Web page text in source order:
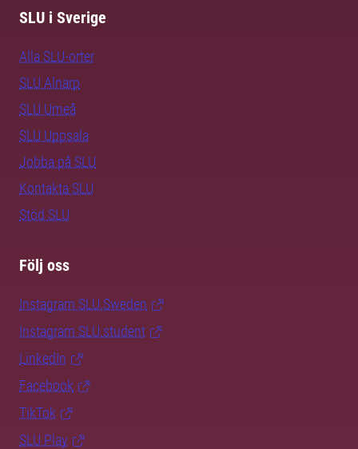
SLU i Sverige
Alla SLU-orter
SLU Alnarp
SLU Umeå
SLU Uppsala
Jobba på SLU
Kontakta SLU
Stöd SLU
Följ oss
Instagram SLU.Sweden
Instagram SLU.student
LinkedIn
Facebook
TikTok
SLU Play